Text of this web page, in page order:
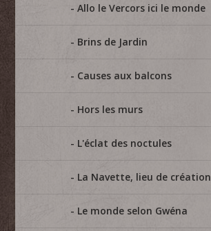
Allo le Vercors ici le monde
Brins de Jardin
Causes aux balcons
Hors les murs
L'éclat des noctules
La Navette, lieu de création
Le monde selon Gwéna